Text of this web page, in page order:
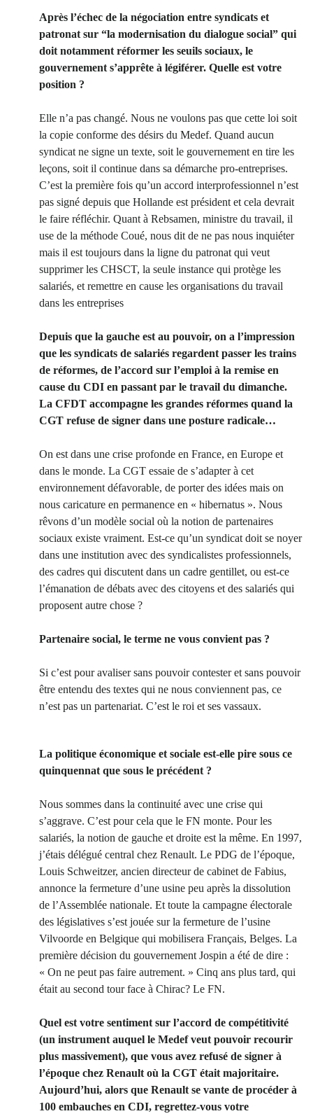
Après l’échec de la négociation entre syndicats et
patronat sur “la modernisation du dialogue social” qui
doit notamment réformer les seuils sociaux, le
gouvernement s’apprête à légiférer. Quelle est votre
position ?
Elle n’a pas changé. Nous ne voulons pas que cette loi soit
la copie conforme des désirs du Medef. Quand aucun
syndicat ne signe un texte, soit le gouvernement en tire les
leçons, soit il continue dans sa démarche pro-entreprises.
C’est la première fois qu’un accord interprofessionnel n’est
pas signé depuis que Hollande est président et cela devrait
le faire réfléchir. Quant à Rebsamen, ministre du travail, il
use de la méthode Coué, nous dit de ne pas nous inquiéter
mais il est toujours dans la ligne du patronat qui veut
supprimer les CHSCT, la seule instance qui protège les
salariés, et remettre en cause les organisations du travail
dans les entreprises
Depuis que la gauche est au pouvoir, on a l’impression
que les syndicats de salariés regardent passer les trains
de réformes, de l’accord sur l’emploi à la remise en
cause du CDI en passant par le travail du dimanche.
La CFDT accompagne les grandes réformes quand la
CGT refuse de signer dans une posture radicale…
On est dans une crise profonde en France, en Europe et
dans le monde. La CGT essaie de s’adapter à cet
environnement défavorable, de porter des idées mais on
nous caricature en permanence en « hibernatus ». Nous
rêvons d’un modèle social où la notion de partenaires
sociaux existe vraiment. Est-ce qu’un syndicat doit se noyer
dans une institution avec des syndicalistes professionnels,
des cadres qui discutent dans un cadre gentillet, ou est-ce
l’émanation de débats avec des citoyens et des salariés qui
proposent autre chose ?
Partenaire social, le terme ne vous convient pas ?
Si c’est pour avaliser sans pouvoir contester et sans pouvoir
être entendu des textes qui ne nous conviennent pas, ce
n’est pas un partenariat. C’est le roi et ses vassaux.
La politique économique et sociale est-elle pire sous ce
quinquennat que sous le précédent ?
Nous sommes dans la continuité avec une crise qui
s’aggrave. C’est pour cela que le FN monte. Pour les
salariés, la notion de gauche et droite est la même. En 1997,
j’étais délégué central chez Renault. Le PDG de l’époque,
Louis Schweitzer, ancien directeur de cabinet de Fabius,
annonce la fermeture d’une usine peu après la dissolution
de l’Assemblée nationale. Et toute la campagne électorale
des législatives s’est jouée sur la fermeture de l’usine
Vilvoorde en Belgique qui mobilisera Français, Belges. La
première décision du gouvernement Jospin a été de dire :
« On ne peut pas faire autrement. » Cinq ans plus tard, qui
était au second tour face à Chirac? Le FN.
Quel est votre sentiment sur l’accord de compétitivité
(un instrument auquel le Medef veut pouvoir recourir
plus massivement), que vous avez refusé de signer à
l’époque chez Renault où la CGT était majoritaire.
Aujourd’hui, alors que Renault se vante de procéder à
100 embauches en CDI, regrettez-vous votre